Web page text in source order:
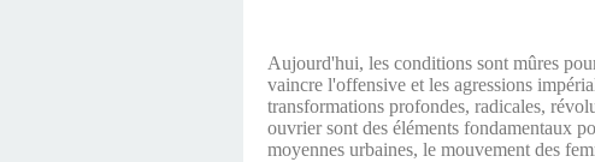
Aujourd'hui, les conditions sont mûres
vaincre l'offensive et les agressions
transformations profondes, radicales,
ouvrier sont des éléments fondamentaux
moyennes urbaines, le mouvement des